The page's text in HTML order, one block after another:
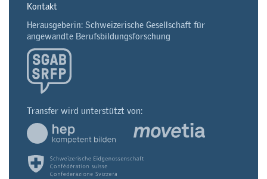
Kontakt
Herausgeberin: Schweizerische Gesellschaft für
angewandte Berufsbildungsforschung
Transfer wird unterstützt von: